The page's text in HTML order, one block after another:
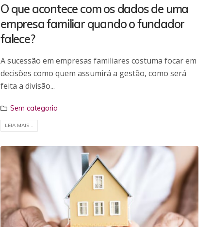
O que acontece com os dados de uma
empresa familiar quando o fundador
falece?
A sucessão em empresas familiares costuma focar em
decisões como quem assumirá a gestão, como será
feita a divisão...
Sem categoria
LEIA MAIS...